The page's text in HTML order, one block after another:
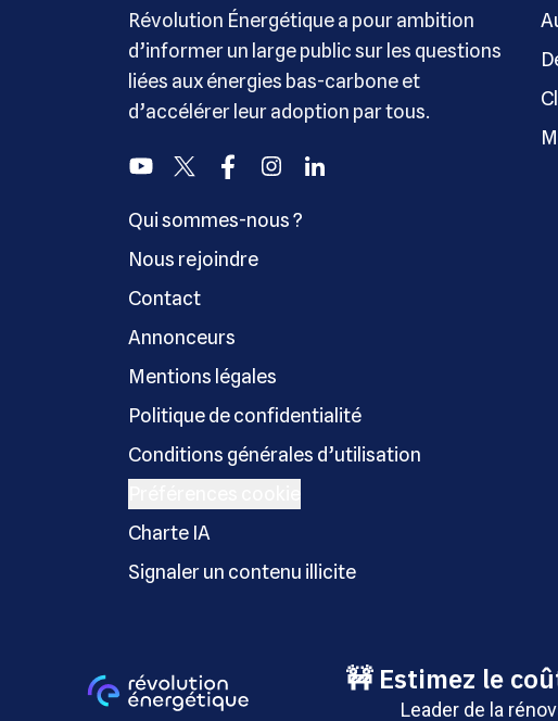
Révolution Énergétique a pour ambition
d’informer un large public sur les questions
liées aux énergies bas-carbone et
d’accélérer leur adoption par tous.
YoutubeTwitter FacebookInstagramLinkedin
Qui sommes-nous ?
Nous rejoindre
Contact
Annonceurs
Mentions légales
Politique de confidentialité
Conditions générales d’utilisation
Charte IA
Signaler un contenu illicite
Copyright © Révolution